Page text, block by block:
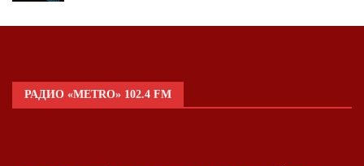
РАДИО «METRO» 102.4 FM